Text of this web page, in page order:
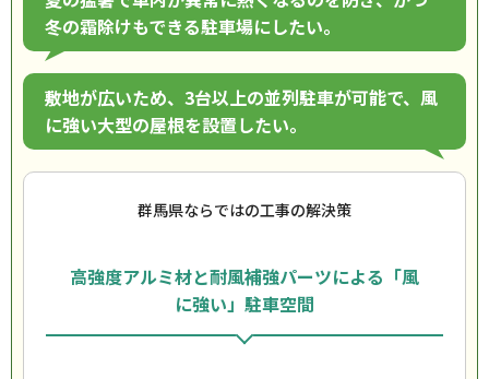
冬の霜除けもできる駐車場にしたい。
敷地が広いため、3台以上の並列駐車が可能で、風
に強い大型の屋根を設置したい。
群馬県ならではの工事の解決策
高強度アルミ材と耐風補強パーツによる「風
に強い」駐車空間